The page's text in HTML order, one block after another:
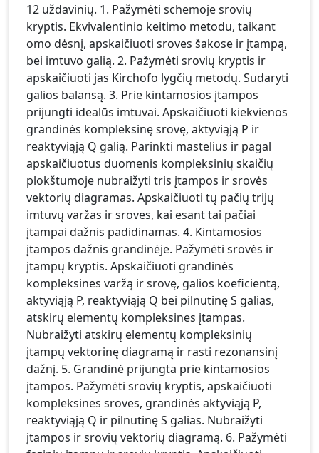
12 uždavinių. 1. Pažymėti schemoje srovių
kryptis. Ekvivalentinio keitimo metodu, taikant
omo dėsnį, apskaičiuoti sroves šakose ir įtampą,
bei imtuvo galią. 2. Pažymėti srovių kryptis ir
apskaičiuoti jas Kirchofo lygčių metodų. Sudaryti
galios balansą. 3. Prie kintamosios įtampos
prijungti idealūs imtuvai. Apskaičiuoti kiekvienos
grandinės kompleksinę srovę, aktyviąją P ir
reaktyviąją Q galią. Parinkti mastelius ir pagal
apskaičiuotus duomenis kompleksinių skaičių
plokštumoje nubraižyti tris įtampos ir srovės
vektorių diagramas. Apskaičiuoti tų pačių trijų
imtuvų varžas ir sroves, kai esant tai pačiai
įtampai dažnis padidinamas. 4. Kintamosios
įtampos dažnis grandinėje. Pažymėti srovės ir
įtampų kryptis. Apskaičiuoti grandinės
kompleksines varžą ir srovę, galios koeficientą,
aktyviąją P, reaktyviąją Q bei pilnutinę S galias,
atskirų elementų kompleksines įtampas.
Nubraižyti atskirų elementų kompleksinių
įtampų vektorinę diagramą ir rasti rezonansinį
dažnį. 5. Grandinė prijungta prie kintamosios
įtampos. Pažymėti srovių kryptis, apskaičiuoti
kompleksines sroves, grandinės aktyviąją P,
reaktyviąją Q ir pilnutinę S galias. Nubraižyti
įtampos ir srovių vektorių diagramą. 6. Pažymėti